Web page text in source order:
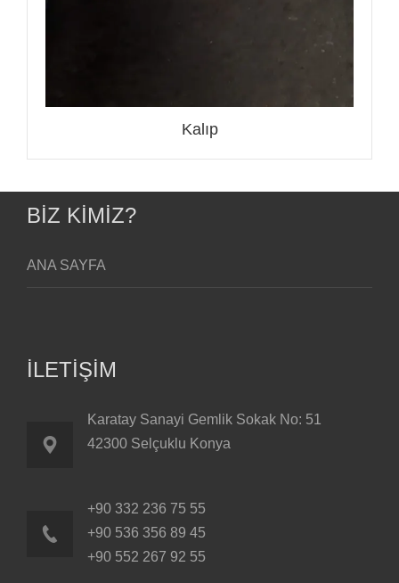
Kalıp
BİZ KİMİZ?
ANA SAYFA
İLETİŞİM
Karatay Sanayi Gemlik Sokak No: 51
42300 Selçuklu Konya
+90 332 236 75 55
+90 536 356 89 45
+90 552 267 92 55